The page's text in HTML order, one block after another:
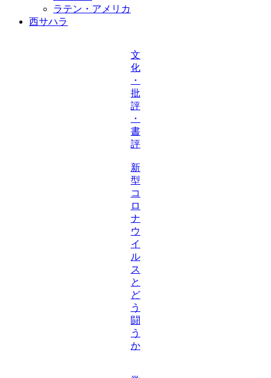
ラテン・アメリカ
西サハラ
文
化
・
批
評
・
書
評
新
型
コ
ロ
ナ
ウ
イ
ル
ス
と
ど
う
闘
う
か